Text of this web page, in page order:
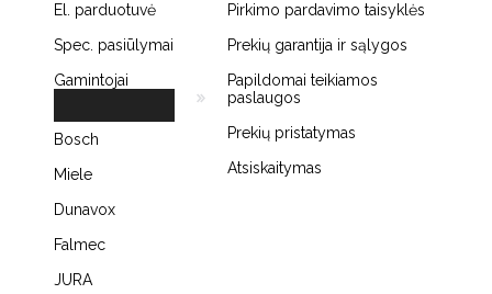
El. parduotuvė
Spec. pasiūlymai
Gamintojai
Bosch
Miele
Dunavox
Falmec
JURA
Pirkimo pardavimo taisyklės
Prekių garantija ir sąlygos
Papildomai teikiamos
paslaugos
Prekių pristatymas
Atsiskaitymas